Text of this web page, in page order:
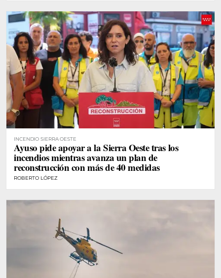
INCENDIO SIERRA OESTE
Ayuso pide apoyar a la Sierra Oeste tras los
incendios mientras avanza un plan de
reconstrucción con más de 40 medidas
ROBERTO LÓPEZ